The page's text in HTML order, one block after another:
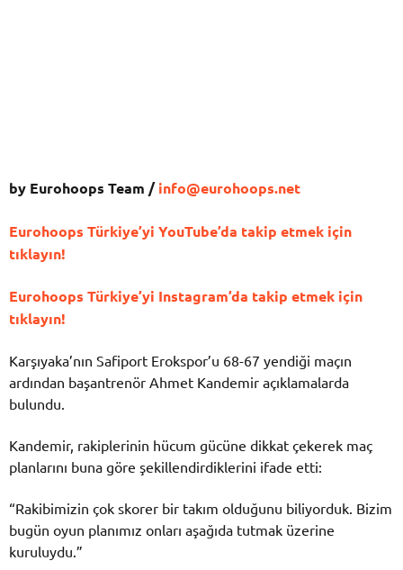
by Eurohoops Team /info@eurohoops.net
Eurohoops Türkiye’yi YouTube’da takip etmek için
tıklayın!
Eurohoops Türkiye’yi Instagram’da takip etmek için
tıklayın!
Karşıyaka’nın Safiport Erokspor’u 68-67 yendiği maçın
ardından başantrenör Ahmet Kandemir açıklamalarda
bulundu.
Kandemir, rakiplerinin hücum gücüne dikkat çekerek maç
planlarını buna göre şekillendirdiklerini ifade etti:
“Rakibimizin çok skorer bir takım olduğunu biliyorduk. Bizim
bugün oyun planımız onları aşağıda tutmak üzerine
kuruluydu.”